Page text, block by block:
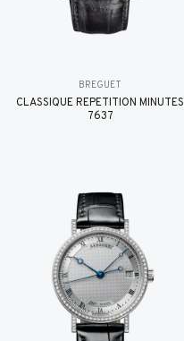
BREGUET
CLASSIQUE RÉPÉTITION MINUTES
7637